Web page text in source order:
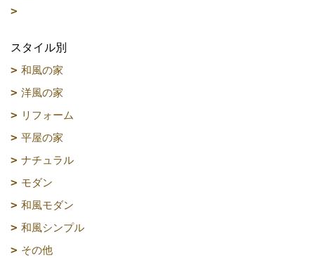
スタイル別
和風の家
洋風の家
リフォーム
平屋の家
ナチュラル
モダン
和風モダン
和風シンプル
その他